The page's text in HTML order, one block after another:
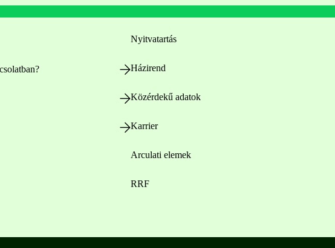
Nyitvatartás
Házirend
Közérdekű adatok
Karrier
Arculati elemek
RRF